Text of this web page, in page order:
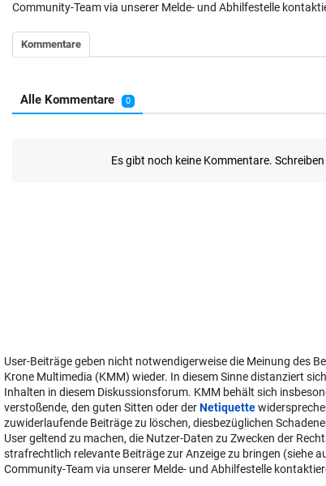
Community-Team via unserer Melde- und Abhilfestelle
User-Beiträge geben nicht notwendigerweise die Meinung des
Krone Multimedia (KMM) wieder. In diesem Sinne distanziert
Inhalten in diesem Diskussionsforum. KMM behält sich
verstoßende, den guten Sitten oder derNetiquette
zuwiderlaufende Beiträge zu löschen, diesbezüglichen
User geltend zu machen, die Nutzer-Daten zu Zwecken der
strafrechtlich relevante Beiträge zur Anzeige zu bringen (siehe
Community-Team via unserer Melde- und Abhilfestelle